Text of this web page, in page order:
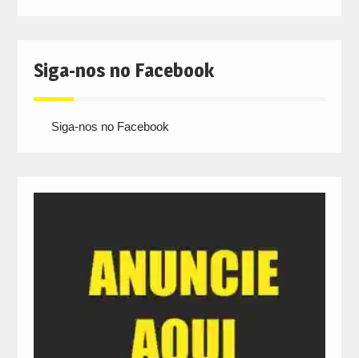
Siga-nos no Facebook
Siga-nos no Facebook